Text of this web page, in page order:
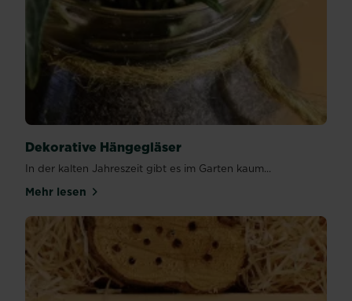
Dekorative Hängegläser
In der kalten Jahreszeit gibt es im Garten kaum...
Mehr lesenüber Dekorative Hängegläser